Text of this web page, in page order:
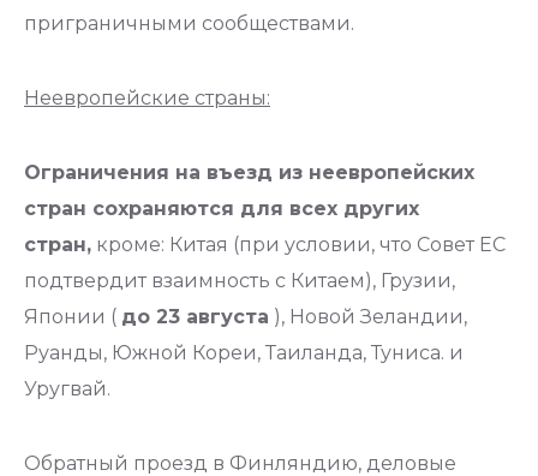
приграничными сообществами.
Неевропейские страны:
Ограничения на въезд из неевропейских
стран сохраняются для всех других
стран, кроме: Китая (при условии, что Совет ЕС
подтвердит взаимность с Китаем), Грузии,
Японии ( до 23 августа ), Новой Зеландии,
Руанды, Южной Кореи, Таиланда, Туниса. и
Уругвай.
Обратный проезд в Финляндию, деловые